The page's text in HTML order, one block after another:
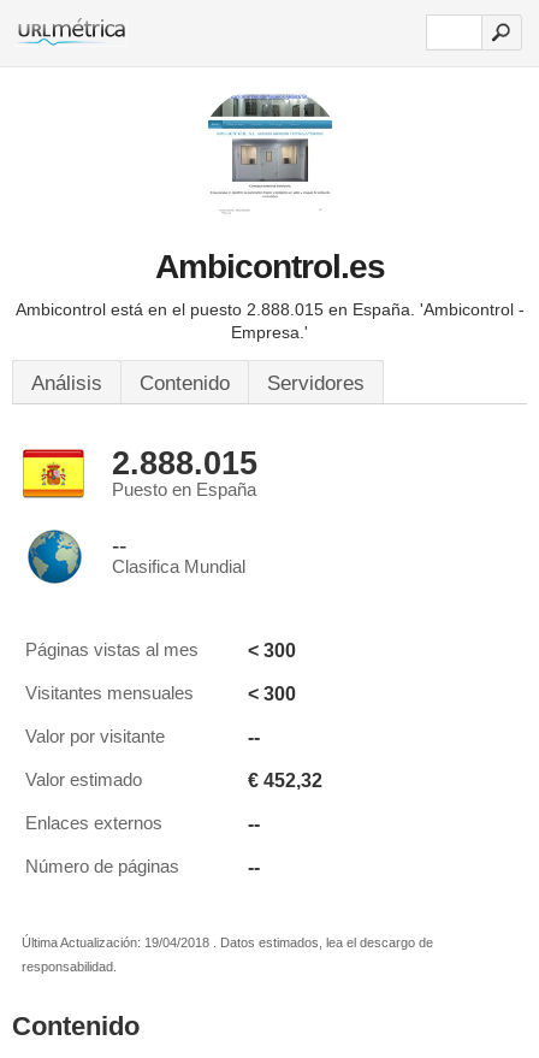
Ambicontrol.es
Ambicontrol está en el puesto 2.888.015 en España. 'Ambicontrol -
Empresa.'
Análisis Contenido Servidores
2.888.015
Puesto en España
--
Clasifica Mundial
Páginas vistas al mes < 300
Visitantes mensuales < 300
Valor por visitante --
Valor estimado € 452,32
Enlaces externos --
Número de páginas --
Última Actualización: 19/04/2018 . Datos estimados, lea el descargo de
responsabilidad.
Contenido